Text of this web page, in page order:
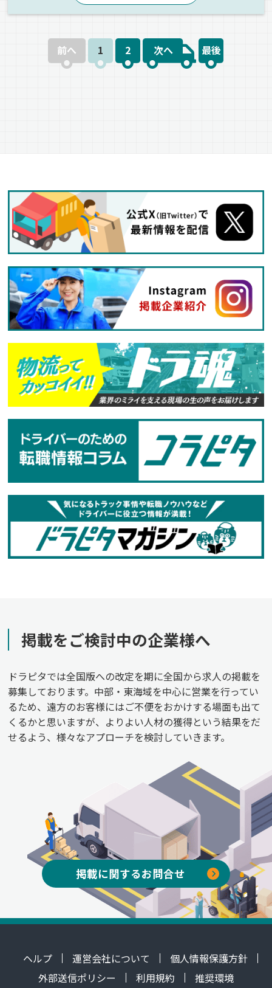
前へ 1 2 次へ 最後
掲載をご検討中の企業様へ
ドラピタでは全国版への改定を期に全国から求人の掲載を
募集しております。中部・東海域を中心に営業を行ってい
るため、遠方のお客様にはご不便をおかけする場面も出て
くるかと思いますが、よりよい人材の獲得という結果をだ
せるよう、様々なアプローチを検討していきます。
掲載に関するお問合せ
ヘルプ 運営会社について
個人情報保護方針
外部送信ポリシー
利用規約 推奨環境